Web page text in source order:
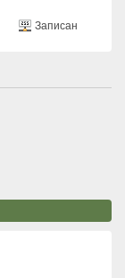
Записан